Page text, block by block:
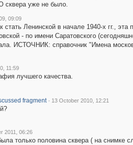
сквера уже не было.
09:09
стать Ленинской в начале 1940-х гг., эта
- по имени Саратовского
ИСТОЧНИК: справочник "Имена
11:59
лучшего качества.
fragment · 13 October 2010, 12:21
2011, 06:26
только половина сквера ( на снимке